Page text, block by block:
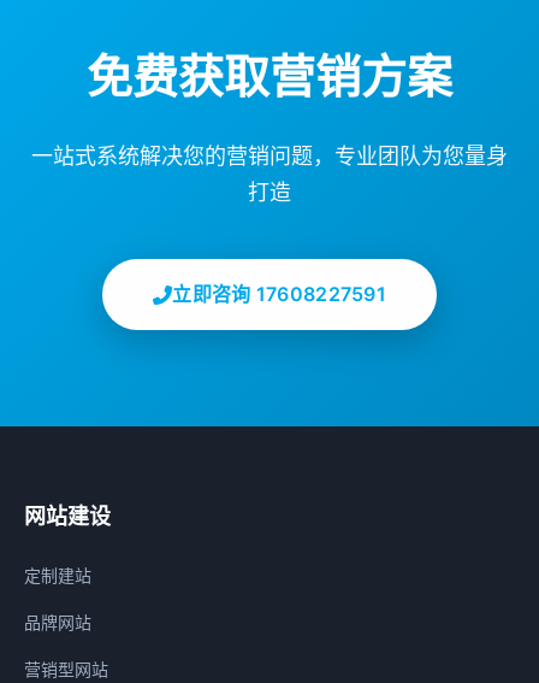
免费获取营销方案
一站式系统解决您的营销问题，专业团队为您量身
打造
立即咨询 17608227591
网站建设
定制建站
品牌网站
营销型网站